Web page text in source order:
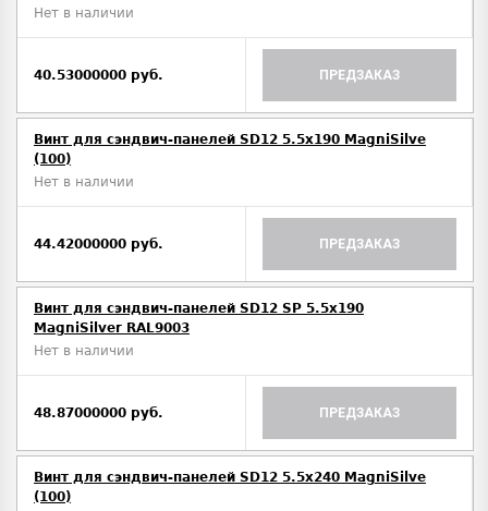
Нет в наличии
40.53000000 руб. ПРЕДЗАКАЗ
Винт для сэндвич-панелей SD12 5.5x190 MagniSilve
(100)
Нет в наличии
44.42000000 руб. ПРЕДЗАКАЗ
Винт для сэндвич-панелей SD12 SP 5.5x190
MagniSilver RAL9003
Нет в наличии
48.87000000 руб. ПРЕДЗАКАЗ
Винт для сэндвич-панелей SD12 5.5x240 MagniSilve
(100)